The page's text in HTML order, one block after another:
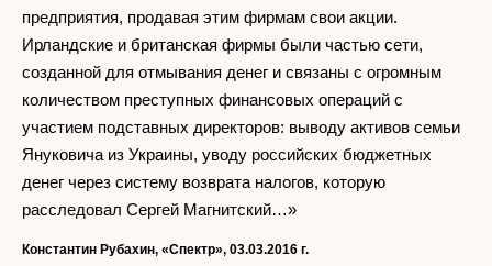
предприятия, продавая этим фирмам свои акции.
Ирландские и британская фирмы были частью сети,
созданной для отмывания денег и связаны с огромным
количеством преступных финансовых операций с
участием подставных директоров: выводу активов семьи
Януковича из Украины, уводу российских бюджетных
денег через систему возврата налогов, которую
расследовал Сергей Магнитский…»
Константин Рубахин, «Спектр», 03.03.2016 г.